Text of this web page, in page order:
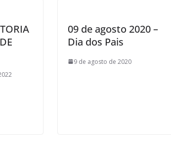
09 de agosto 2020 –
Dia dos Pais
9 de agosto de 2020